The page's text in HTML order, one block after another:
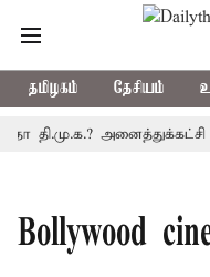
தமிழகம் தேசியம்
தி.மு.க.?
Bollywood